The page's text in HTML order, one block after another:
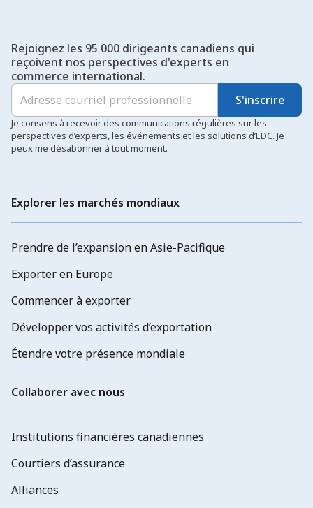
Rejoignez les 95 000 dirigeants canadiens qui
reçoivent nos perspectives d'experts en
commerce international.
S'inscrire
Je consens à recevoir des communications régulières sur les
perspectives d’experts, les événements et les solutions d’EDC. Je
peux me désabonner à tout moment.
Explorer les marchés mondiaux
Prendre de l’expansion en Asie-Pacifique
Exporter en Europe
Commencer à exporter
Développer vos activités d’exportation
Étendre votre présence mondiale
Collaborer avec nous
Institutions financières canadiennes
Courtiers d’assurance
Alliances